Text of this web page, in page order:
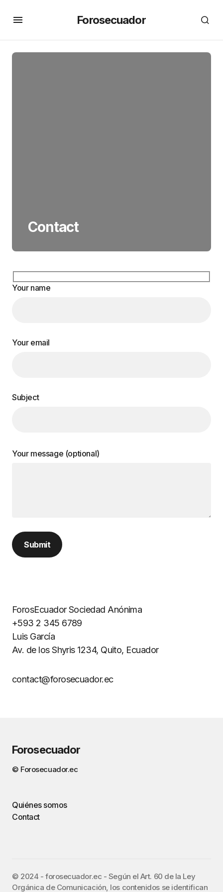
Forosecuador
Contact
Your name
Your email
Subject
Your message (optional)
ForosEcuador Sociedad Anónima
+593 2 345 6789
Luis García
Av. de los Shyris 1234, Quito, Ecuador
contact@forosecuador.ec
Forosecuador
© Forosecuador.ec
Quiénes somos
Contact
©️ 2024 - forosecuador.ec - Según el Art. 60 de la Ley
Orgánica de Comunicación, los contenidos se identifican